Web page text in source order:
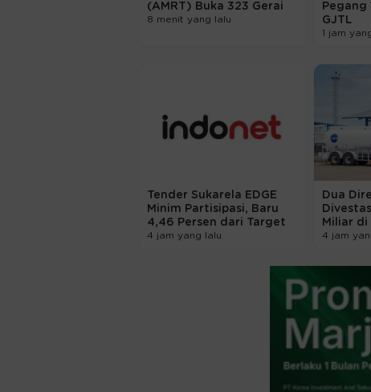
(AMRT) Buka 323 Gerai
8 menit yang lalu
Pegang
GJTL
1 jam
Tender Sukarela EDGE
Minim Partisipasi, Baru
4,46 Persen dari Target
4 jam yang lalu
Dua
Miliar
4 jam